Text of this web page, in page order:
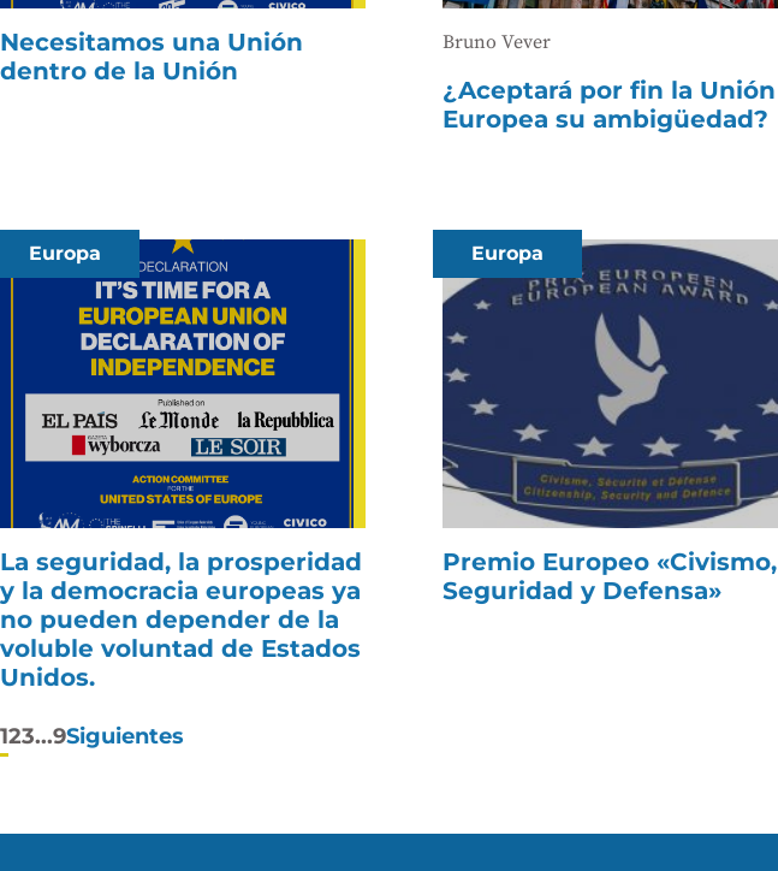
Necesitamos una Unión
dentro de la Unión
Bruno Vever
¿Aceptará por fin la Unión
Europea su ambigüedad?
Europa
La seguridad, la prosperidad
y la democracia europeas ya
no pueden depender de la
voluble voluntad de Estados
Unidos.
Europa
Premio Europeo «Civismo,
Seguridad y Defensa»
Paginación
123...9Siguientes